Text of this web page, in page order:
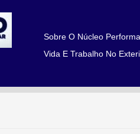
Sobre O Núcleo
Vida E Trabalho No